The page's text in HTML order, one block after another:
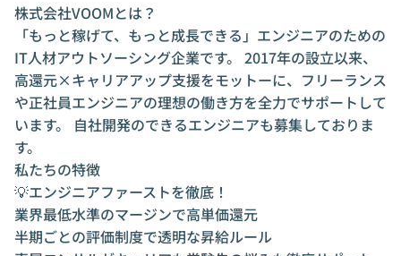
OK） • フルリモートや週3日勤務など柔軟な
働き方も実現可能 • キャリア相談は代表や現
役エンジニアが直接対応 • 「ミスマッチはつ
くらない」が信条です ⸻ 💬 実際の声
「面談で“技術の話”よりも“将来どう生きた
いか”を本気で聞いてくれた。こんなエージ
ェント、他にないです。」 ― 30代 フリーラ
ンスエンジニア ⸻ 🌱 VOOMが目指すの
は、「エンジニアが笑っていられる社会」 派
遣、正社員、業務委託、どんな形でもいい。
大切なのは、「あなた自身が誇れる働き方」
を見つけること。 もし今、迷っていたり、ひ
とりで悩んでいるなら。 ぜひ、私たちに話を
株式会社VOOMとは？
「もっと稼げて、もっと成長できる」エンジニアのための
IT人材アウトソーシング企業です。 2017年の設立以来、
高還元×キャリアアップ支援をモットーに、フリーランス
や正社員エンジニアの理想の働き方を全力でサポートして
います。 自社開発のできるエンジニアも募集しておりま
す。
私たちの特徴
💡エンジニアファーストを徹底！
業界最低水準のマージンで高単価還元
半期ごとの評価制度で透明な昇給ルール